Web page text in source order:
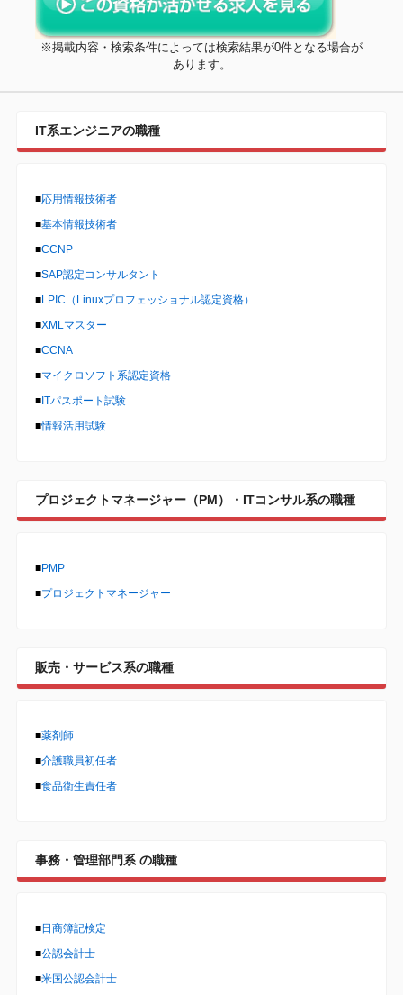
※掲載内容・検索条件によっては検索結果が0件となる場合が
あります。
IT系エンジニアの職種
■応用情報技術者
■基本情報技術者
■CCNP
■SAP認定コンサルタント
■LPIC（Linuxプロフェッショナル認定資格）
■XMLマスター
■CCNA
■マイクロソフト系認定資格
■ITパスポート試験
■情報活用試験
プロジェクトマネージャー（PM）・ITコンサル系の職種
■PMP
■プロジェクトマネージャー
販売・サービス系の職種
■薬剤師
■介護職員初任者
■食品衛生責任者
事務・管理部門系 の職種
■日商簿記検定
■公認会計士
■米国公認会計士